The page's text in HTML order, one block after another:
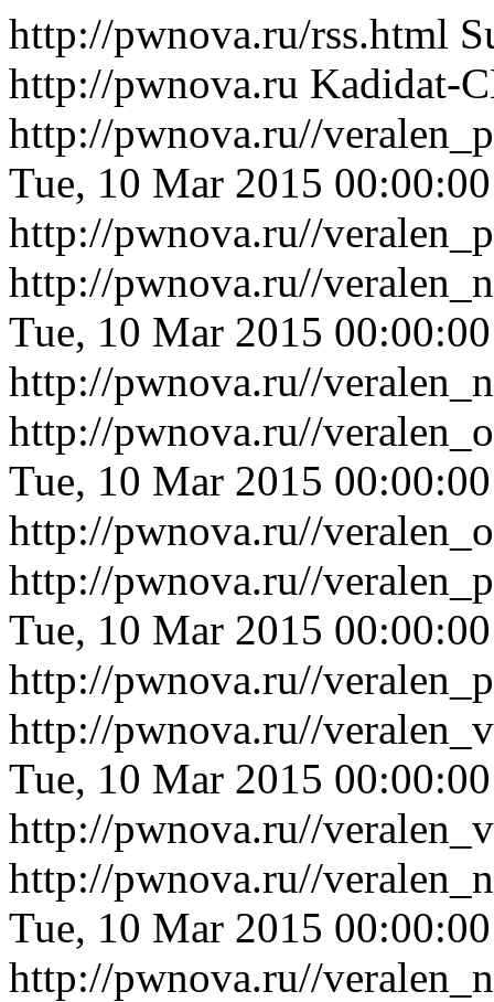
http://pwnova.ru/rss.html
http://pwnova.ru Kadidat-
http://pwnova.ru//
Tue, 10 Mar 2015
http://pwnova.ru//
http://pwnova.ru//
Tue, 10 Mar 2015
http://pwnova.ru//
http://pwnova.ru//
Tue, 10 Mar 2015
http://pwnova.ru//
http://pwnova.ru//
Tue, 10 Mar 2015
http://pwnova.ru//
http://pwnova.ru//
Tue, 10 Mar 2015
http://pwnova.ru//
http://pwnova.ru//
Tue, 10 Mar 2015
http://pwnova.ru//